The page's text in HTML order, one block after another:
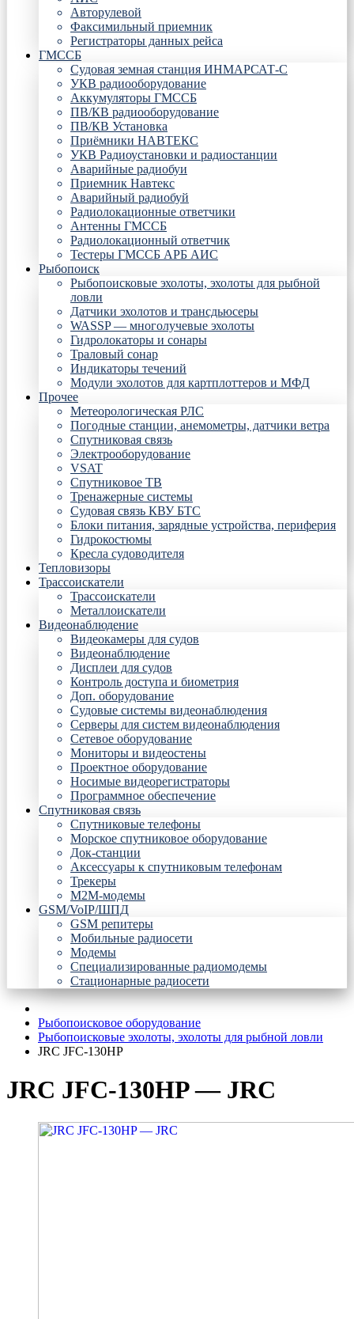
Авторулевой
Факсимильный приемник
Регистраторы данных рейса
ГМССБ
Судовая земная станция ИНМАРСАТ-С
УКВ радиооборудование
Аккумуляторы ГМССБ
ПВ/КВ радиооборудование
ПВ/КВ Установка
Приёмники НАВТЕКС
УКВ Радиоустановки и радиостанции
Аварийные радиобуи
Приемник Навтекс
Аварийный радиобуй
Радиолокационные ответчики
Антенны ГМССБ
Радиолокационный ответчик
Тестеры ГМССБ АРБ АИС
Рыбопоиск
Рыбопоисковые эхолоты, эхолоты для рыбной
ловли
Датчики эхолотов и трансдьюсеры
WASSP — многолучевые эхолоты
Гидролокаторы и сонары
Траловый сонар
Индикаторы течений
Модули эхолотов для картплоттеров и МФД
Прочее
Метеорологическая РЛС
Погодные станции, анемометры, датчики ветра
Спутниковая связь
Электрооборудование
VSAT
Спутниковое ТВ
Тренажерные системы
Судовая связь КВУ БТС
Блоки питания, зарядные устройства, периферия
Гидрокостюмы
Кресла судоводителя
Тепловизоры
Трассоискатели
Трассоискатели
Металлоискатели
Видеонаблюдение
Видеокамеры для судов
Видеонаблюдение
Дисплеи для судов
Контроль доступа и биометрия
Доп. оборудование
Судовые системы видеонаблюдения
Серверы для систем видеонаблюдения
Сетевое оборудование
Мониторы и видеостены
Проектное оборудование
Носимые видеорегистраторы
Программное обеспечение
Спутниковая связь
Спутниковые телефоны
Морское спутниковое оборудование
Док-станции
Аксессуары к спутниковым телефонам
Трекеры
М2М-модемы
GSM/VoIP/ШПД
GSM репитеры
Мобильные радиосети
Модемы
Специализированные радиомодемы
Стационарные радиосети
Рыбопоисковое оборудование
Рыбопоисковые эхолоты, эхолоты для рыбной ловли
JRC JFC-130HP
JRC JFC-130HP — JRC